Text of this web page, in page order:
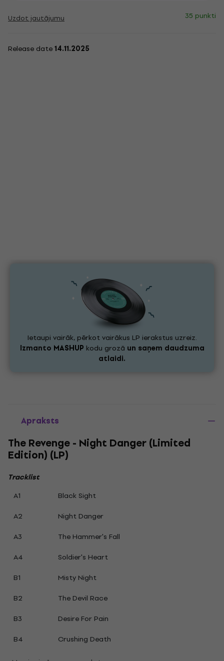
Uzdot jautājumu 35 punkti
Release date14.11.2025
Ietaupi vairāk, pērkot vairākus LP ierakstus uzreiz.
Izmanto MASHUP kodu grozā un saņem daudzuma
atlaidi.
Apraksts
The Revenge - Night Danger (Limited
Edition) (LP)
Tracklist
A1
Black Sight
A2
Night Danger
A3
The Hammer's Fall
A4
Soldier's Heart
B1
Misty Night
B2
The Devil Race
B3
Desire For Pain
B4
Crushing Death